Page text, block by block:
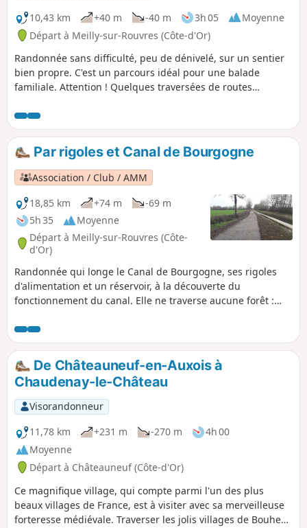
10,43 km
+40 m -40 m 3h 05
Moyenne
Départ à Meilly-sur-Rouvres (Côte-d'Or)
Randonnée sans difficulté, peu de dénivelé, sur un sentier
bien propre. C'est un parcours idéal pour une balade
familiale. Attention ! Quelques traversées de routes
Par rigoles et Canal de Bourgogne
Association / Club / AMM
18,85 km
+74 m
-69 m
5h 35
Moyenne
Départ à Meilly-sur-Rouvres (Côte-
d'Or)
Randonnée qui longe le Canal de Bourgogne, ses rigoles
d'alimentation et un réservoir, à la découverte du
fonctionnement du canal. Elle ne traverse aucune forêt :
gibier. C'est donc une belle randonnée pour les journées
ensoleillées d'hiver.
De Châteauneuf-en-Auxois à
Chaudenay-le-Château
Visorandonneur
11,78 km
+231 m -270 m
4h 00
Moyenne
Départ à Châteauneuf (Côte-d'Or)
Ce magnifique village, qui compte parmi l'un des plus
beaux villages de France, est à visiter avec sa merveilleuse
forteresse médiévale. Traverser les jolis villages de Bouhey